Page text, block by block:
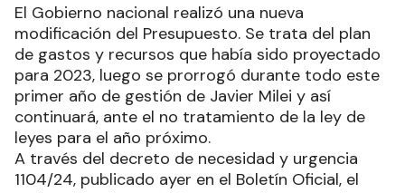
El Gobierno nacional realizó una nueva
modificación del Presupuesto. Se trata del plan
de gastos y recursos que había sido proyectado
para 2023, luego se prorrogó durante todo este
primer año de gestión de Javier Milei y así
continuará, ante el no tratamiento de la ley de
leyes para el año próximo.
A través del decreto de necesidad y urgencia
1104/24, publicado ayer en el Boletín Oficial, el